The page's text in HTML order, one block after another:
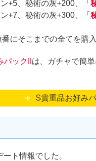
+5、秘術の灰+200、「
+7、秘術の灰+300、「
にそこまでの全てを購
ックII は、ガチャで簡
S貴重品お好み
ト情報でした。